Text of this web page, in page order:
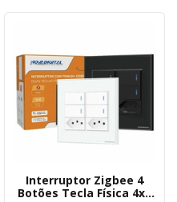
Interruptor Zigbee 4
Botões Tecla Física 4x4